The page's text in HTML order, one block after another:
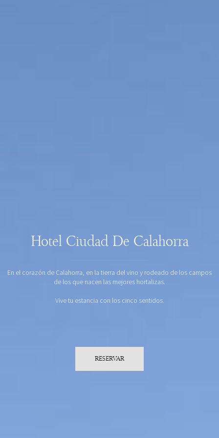
Hotel Ciudad De Calahorra
En el corazón de Calahorra, en la tierra del vino y rodeado de los campos
de los que nacen las mejores hortalizas.
Vive tu estancia con los cinco sentidos.
RESERVAR